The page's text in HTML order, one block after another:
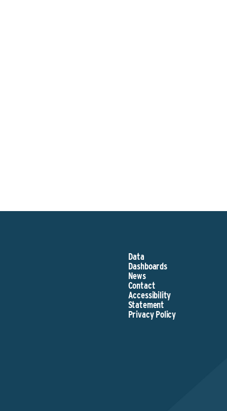
Data
Dashboards
News
Contact
Accessibility
Statement
Privacy Policy